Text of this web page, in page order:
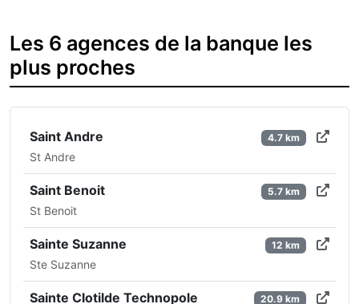
Les 6 agences de la banque les
plus proches
Saint Andre
St Andre
4.7 km
Saint Benoit
St Benoit
5.7 km
Sainte Suzanne
Ste Suzanne
12 km
Sainte Clotilde Technopole 20.9 km